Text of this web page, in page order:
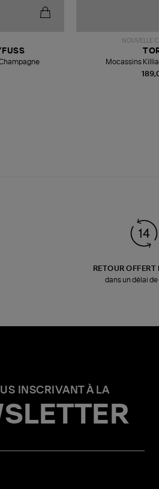
NOUVELLE
Mocassins
RETOUR OFFERT
dans un délai de
INSCRIVANT À LA